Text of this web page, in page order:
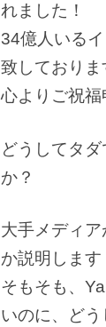
れました！
34億人いる
致しておりま
心よりご祝福
どうしてタ
か？
大手メディ
か説明します
そもそも、
いのに、どう